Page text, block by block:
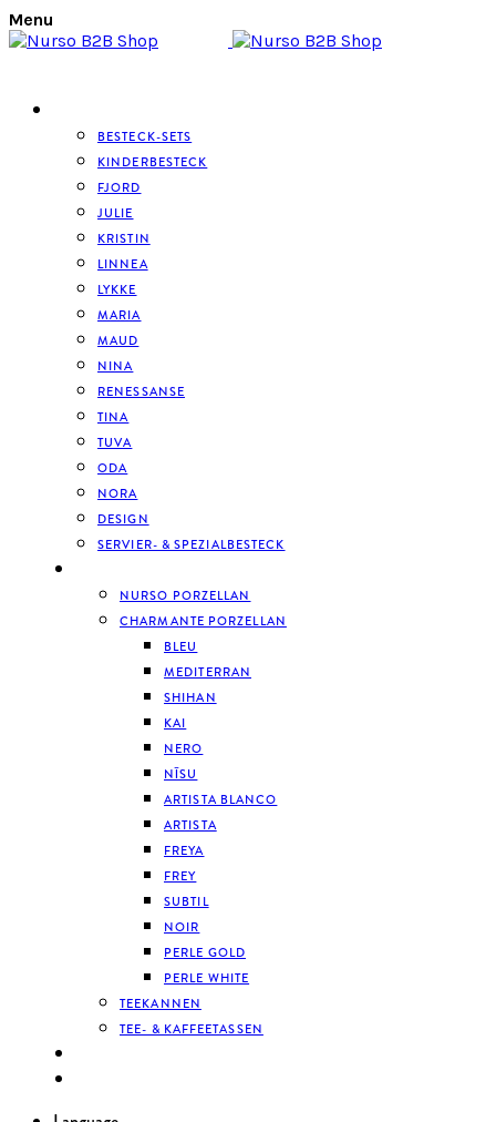
Menu
BESTECK-SETS
KINDERBESTECK
FJORD
JULIE
KRISTIN
LINNEA
LYKKE
MARIA
MAUD
NINA
RENESSANSE
TINA
TUVA
ODA
NORA
DESIGN
SERVIER- & SPEZIALBESTECK
NURSO PORZELLAN
CHARMANTE PORZELLAN
BLEU
MEDITERRAN
SHIHAN
KAI
NERO
NĪSU
ARTISTA BLANCO
ARTISTA
FREYA
FREY
SUBTIL
NOIR
PERLE GOLD
PERLE WHITE
TEEKANNEN
TEE- & KAFFEETASSEN